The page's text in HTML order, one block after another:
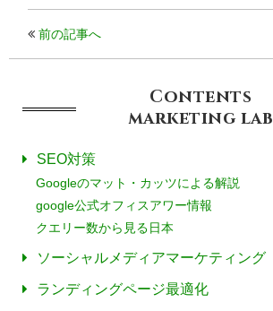
前の記事へ
Contents
marketing lab
SEO対策
Googleのマット・カッツによる解説
google公式オフィスアワー情報
クエリー数から見る日本
ソーシャルメディアマーケティング
ランディングページ最適化